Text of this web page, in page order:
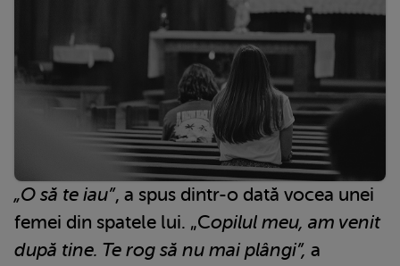
„O să te iau”, a spus dintr-o dată vocea unei
femei din spatele lui. „Copilul meu, am venit
după tine. Te rog să nu mai plângi”, a